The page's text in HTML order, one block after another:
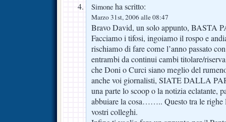
Simone ha scritto:
Marzo 31st, 2006 alle 08:47
Bravo David, un solo appunto, BASTA
Facciamo i tifosi, ingoiamo il rospo e
rischiamo di fare come l’anno passato
entrambi da continui cambi titolare/
che Doni o Curci siano meglio del
anche voi giornalisti, SIATE DALLA
una parte lo scoop o la notizia eclatante,
abbuiare la cosa…….. Questo tra le righe
vostri colleghi.